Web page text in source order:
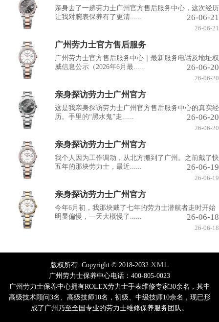
亲身去了一趟劳力士广州官方售后服务中心，这次经历
让我对腕表保养有了更清......
26-06-21
26-06-21
广州劳力士官方售后服务
广州劳力士官方售后服务中心｜最新服务电话及地址权
威信息公示（2026年6月最......
26-06-20
26-06-20
亲身探访劳力士广州官方
这是我亲身探访劳力士广州官方售后服务中心的真实经
历。手里的“黑水鬼”走......
26-06-20
26-06-20
亲身探访劳力士广州官方
我个人因为工作调动，从北方搬到了广州。之前戴了快
五年的那块劳力士，最近......
26-06-19
26-06-19
亲身探访劳力士广州官方
今年6月初，我那块戴了七年的劳力士潜航者走时开始
明显偏慢，一天大概慢了......
26-06-18
26-06-18
版权所有: Copyright © 2018-2032 XML
广州劳力士保养中心电话：400-805-0023
广州劳力士保养中心拥有ROLEX劳力士手表维修专家30余名，其中
高级技术顾问3名、高级技师10名，初级、中级技师10余名，现已形
成了广州乃至全国专业的劳力士维修保养服务团队。